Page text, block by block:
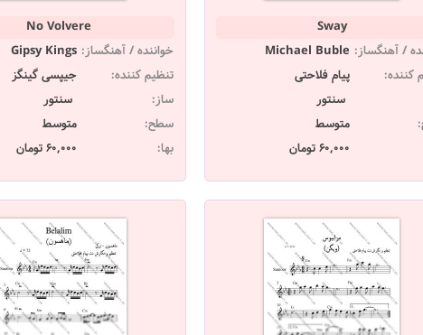
Sway
/ آهنگساز: Michael Buble
کننده:
پیام فلاحتی
سنتور
متوسط
60,000 تومان
No Volvere
خواننده / آهنگساز: Gipsy Kings
تنظیم کننده:
جیپسی گینگز
ساز:
سنتور
سطح:
متوسط
بها:
60,000 تومان